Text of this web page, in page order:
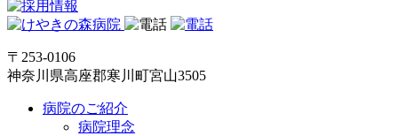
〒253-0106
神奈川県高座郡寒川町宮山3505
病院のご紹介
病院理念